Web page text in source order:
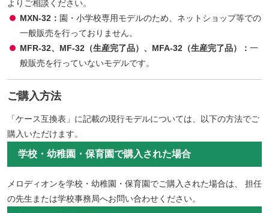
よりご相談ください。
MXN-32： 園・小学校専用モデルのため、ネットショップ等での
一般販売を行っておりません。
MFR-32、MF-32（生産完了品）、MFA-32（生産完了品）： 一
般販売を行っていないモデルです。
ご購入方法
「ケース互換表」に記載の現行モデルについては、以下の方法でご
購入いただけます。
学校・幼稚園・保育園で購入された場合
メロディオンを学校・幼稚園・保育園でご購入された場合は、 担任
の先生または学校事務局へお問い合わせください。